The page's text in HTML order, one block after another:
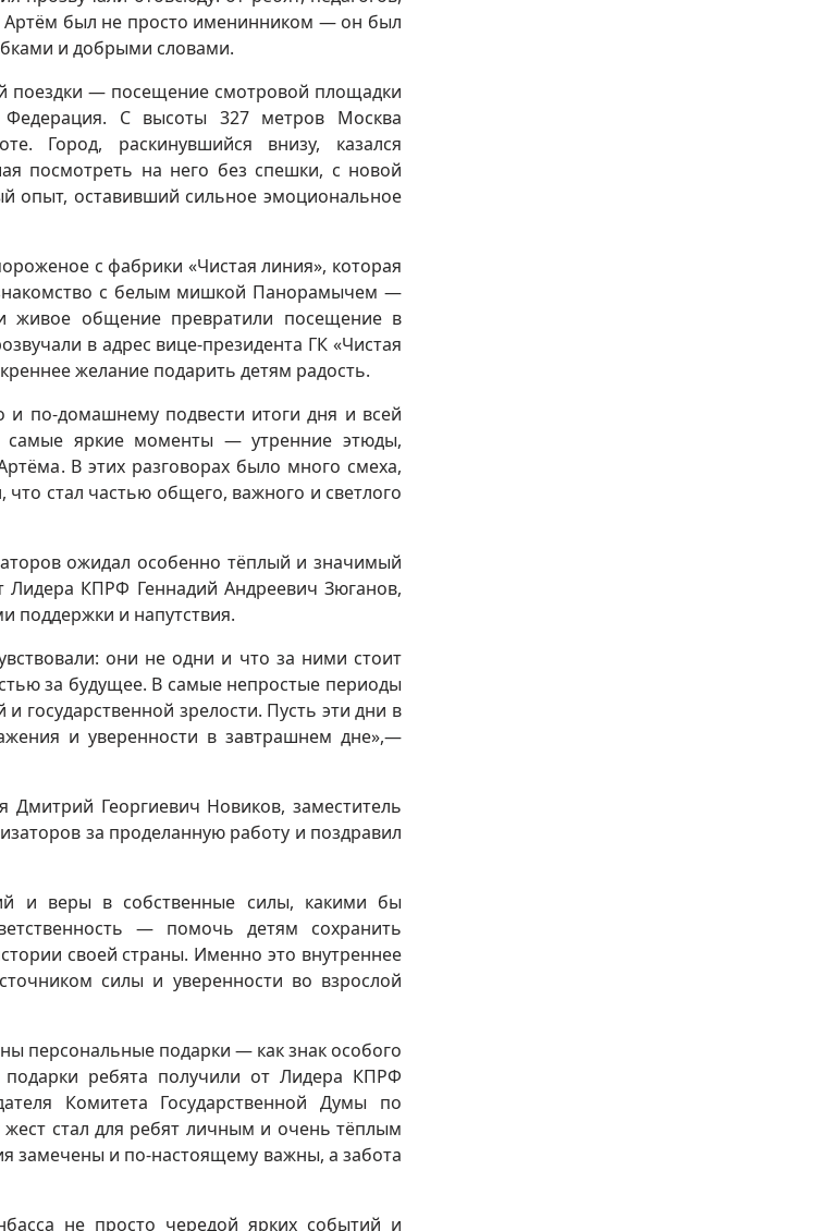
Артём был не просто именинником — он был
и добрыми словами.
поездки — посещение смотровой площадки
Федерация. С высоты 327 метров Москва
Город, раскинувшийся внизу, казался
посмотреть на него без спешки, с новой
опыт, оставивший сильное эмоциональное
с фабрики «Чистая линия», которая
с белым мишкой Панорамычем —
живое общение превратили посещение в
в адрес вице-президента ГК «Чистая
желание подарить детям радость.
по-домашнему подвести итоги дня и всей
самые яркие моменты — утренние этюды,
В этих разговорах было много смеха,
стал частью общего, важного и светлого
ожидал особенно тёплый и значимый
Лидера КПРФ Геннадий Андреевич Зюганов,
поддержки и напутствия.
они не одни и что за ними стоит
за будущее. В самые непростые периоды
государственной зрелости. Пусть эти дни в
и уверенности в завтрашнем дне»,—
Дмитрий Георгиевич Новиков, заместитель
за проделанную работу и поздравил
и веры в собственные силы, какими бы
— помочь детям сохранить
своей страны. Именно это внутреннее
силы и уверенности во взрослой
персональные подарки — как знак особого
ребята получили от Лидера КПРФ
Комитета Государственной Думы по
стал для ребят личным и очень тёплым
замечены и по-настоящему важны, а забота
не просто чередой ярких событий и